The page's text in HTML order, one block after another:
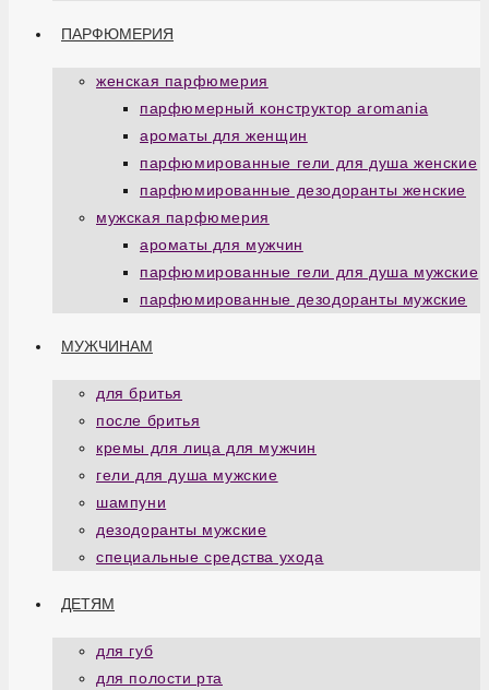
ПАРФЮМЕРИЯ
женская парфюмерия
парфюмерный конструктор aromania
ароматы для женщин
парфюмированные гели для душа женские
парфюмированные дезодоранты женские
мужская парфюмерия
ароматы для мужчин
парфюмированные гели для душа мужские
парфюмированные дезодоранты мужские
МУЖЧИНАМ
для бритья
после бритья
кремы для лица для мужчин
гели для душа мужские
шампуни
дезодоранты мужские
специальные средства ухода
ДЕТЯМ
для губ
для полости рта